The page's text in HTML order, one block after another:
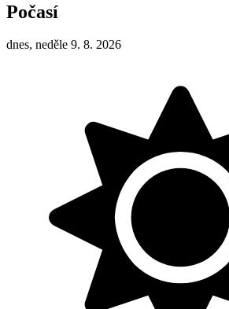
Počasí
dnes, neděle 9. 8. 2026